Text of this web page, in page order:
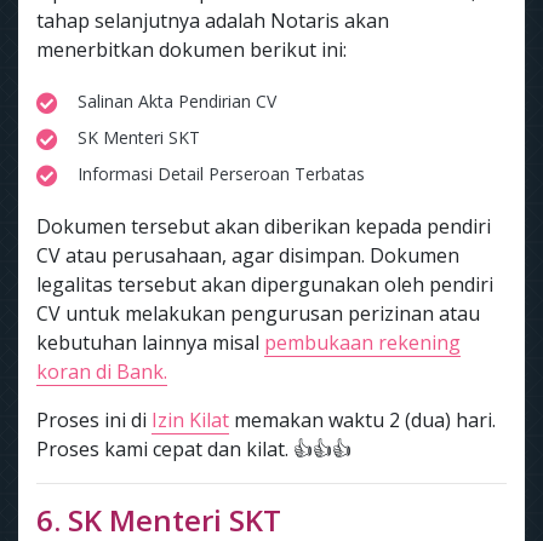
tahap selanjutnya adalah Notaris akan
menerbitkan dokumen berikut ini:
Salinan Akta Pendirian CV
SK Menteri SKT
Informasi Detail Perseroan Terbatas
Dokumen tersebut akan diberikan kepada pendiri
CV atau perusahaan, agar disimpan. Dokumen
legalitas tersebut akan dipergunakan oleh pendiri
CV untuk melakukan pengurusan perizinan atau
kebutuhan lainnya misal pembukaan rekening
koran di Bank.
Proses ini di Izin Kilat memakan waktu 2 (dua) hari.
Proses kami cepat dan kilat. 👍👍👍
6. SK Menteri SKT